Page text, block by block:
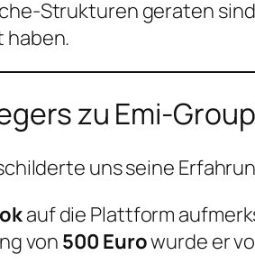
Strukturen geraten
zu Emi-
uns seine
auf die Plattform
von 500 Eurowurde er